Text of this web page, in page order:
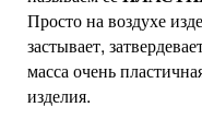
Просто на воздухе
застывает,
масса очень
изделия.